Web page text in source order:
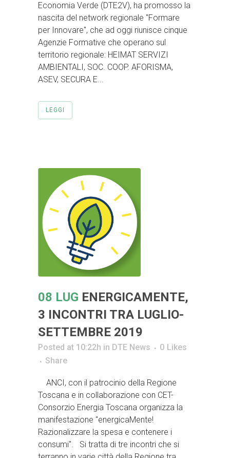
Economia Verde (DTE2V), ha promosso la
nascita del network regionale "Formare
per Innovare", che ad oggi riunisce cinque
Agenzie Formative che operano sul
territorio regionale: HEIMAT SERVIZI
AMBIENTALI, SOC. COOP. AFORISMA,
ASEV, SECURA E...
LEGGI
08 LUG ENERGICAMENTE,
3 INCONTRI TRA LUGLIO-
SETTEMBRE 2019
Posted at 10:22h in DTE News 0 Likes
Share
ANCI, con il patrocinio della Regione
Toscana e in collaborazione con CET-
Consorzio Energia Toscana organizza la
manifestazione "energicaMente!
Razionalizzare la spesa e contenere i
consumi". Si tratta di tre incontri che si